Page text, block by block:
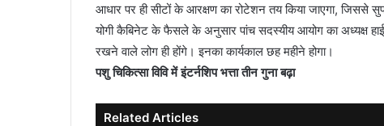
आधार पर ही सीटों के आरक्षण का रोटेशन तय किया जाएगा, जिससे
योगी कैबिनेट के फैसले के अनुसार पांच सदस्यीय आयोग का अध्यक्ष
रखने वाले लोग ही होंगे। इनका कार्यकाल छह महीने होगा।
पशु चिकित्सा विवि में इंटर्नशिप भत्ता तीन गुना बढ़ा
Related Articles